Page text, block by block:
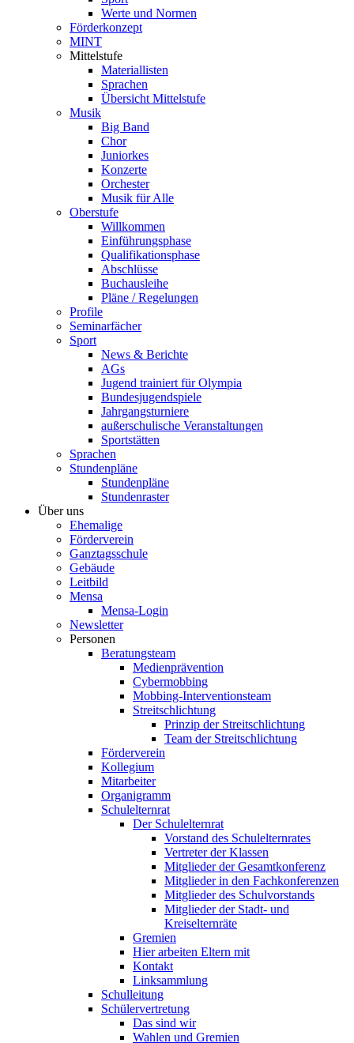
Werte und Normen
Förderkonzept
MINT
Mittelstufe
Materiallisten
Sprachen
Übersicht Mittelstufe
Musik
Big Band
Chor
Juniorkes
Konzerte
Orchester
Musik für Alle
Oberstufe
Willkommen
Einführungsphase
Qualifikationsphase
Abschlüsse
Buchausleihe
Pläne / Regelungen
Profile
Seminarfächer
Sport
News & Berichte
AGs
Jugend trainiert für Olympia
Bundesjugendspiele
Jahrgangsturniere
außerschulische Veranstaltungen
Sportstätten
Sprachen
Stundenpläne
Stundenpläne
Stundenraster
Über uns
Ehemalige
Förderverein
Ganztagsschule
Gebäude
Leitbild
Mensa
Mensa-Login
Newsletter
Personen
Beratungsteam
Medienprävention
Cybermobbing
Mobbing-Interventionsteam
Streitschlichtung
Prinzip der Streitschlichtung
Team der Streitschlichtung
Förderverein
Kollegium
Mitarbeiter
Organigramm
Schulelternrat
Der Schulelternrat
Vorstand des Schulelternrates
Vertreter der Klassen
Mitglieder der Gesamtkonferenz
Mitglieder in den Fachkonferenzen
Mitglieder des Schulvorstands
Mitglieder der Stadt- und
Kreiselternräte
Gremien
Hier arbeiten Eltern mit
Kontakt
Linksammlung
Schulleitung
Schülervertretung
Das sind wir
Wahlen und Gremien